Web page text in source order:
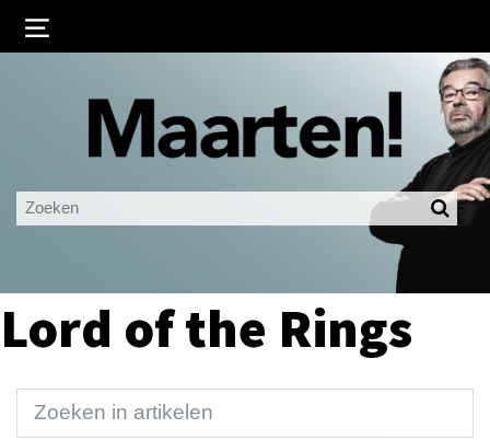
Ingelogd blijven
LOGIN
Lord of the Rings